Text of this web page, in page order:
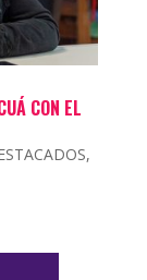
CON EL
,